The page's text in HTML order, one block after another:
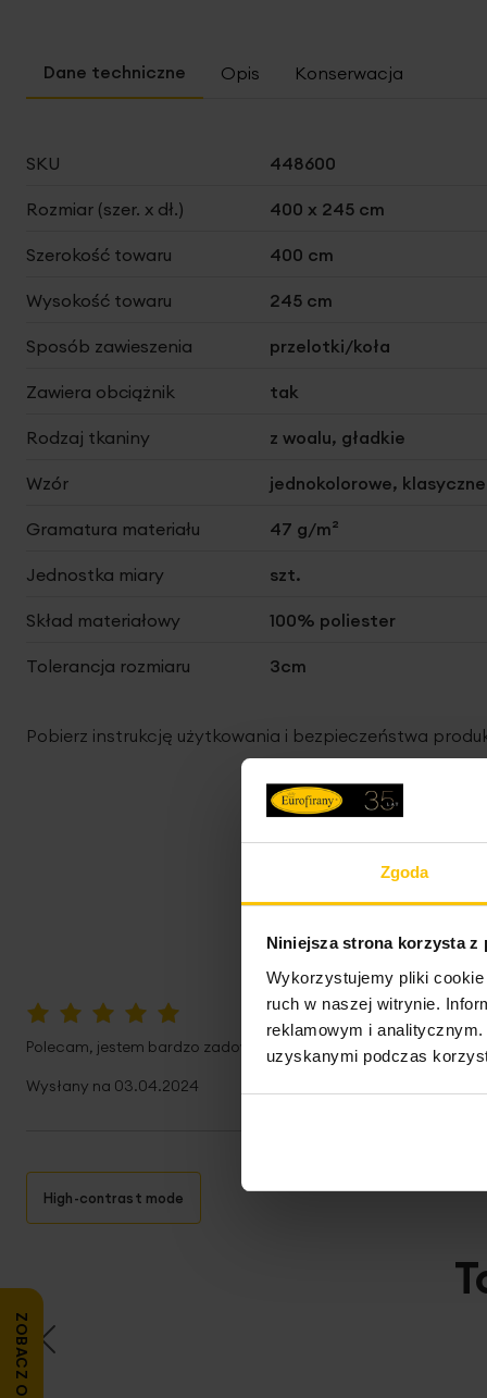
Zgoda
Niniejsza strona korzysta z
Wykorzystujemy pliki
ruch w naszej witrynie.
reklamowym i
uzyskanymi podczas
Opis Konserwacja
Więcej
SKU 448600
Rozmiar (szer. x dł.) 400 x 245 cm
Szerokość towaru 400 cm
Wysokość towaru 245 cm
Sposób zawieszenia przelotki/koła
Zawiera obciążnik tak
Rodzaj tkaniny z woalu, gładkie
Wzór jednokolorowe, klasyczne
Gramatura materiału 47 g/m²
Jednostka miary szt.
Skład materiałowy 100% poliester
Tolerancja rozmiaru 3cm
Pobierz instrukcję użytkowania i bezpieczeństwa
Polecam, jestem bardzo zadowolona z jakości zakupionego
Wysłany na 03.04.2024
High-contrast mode